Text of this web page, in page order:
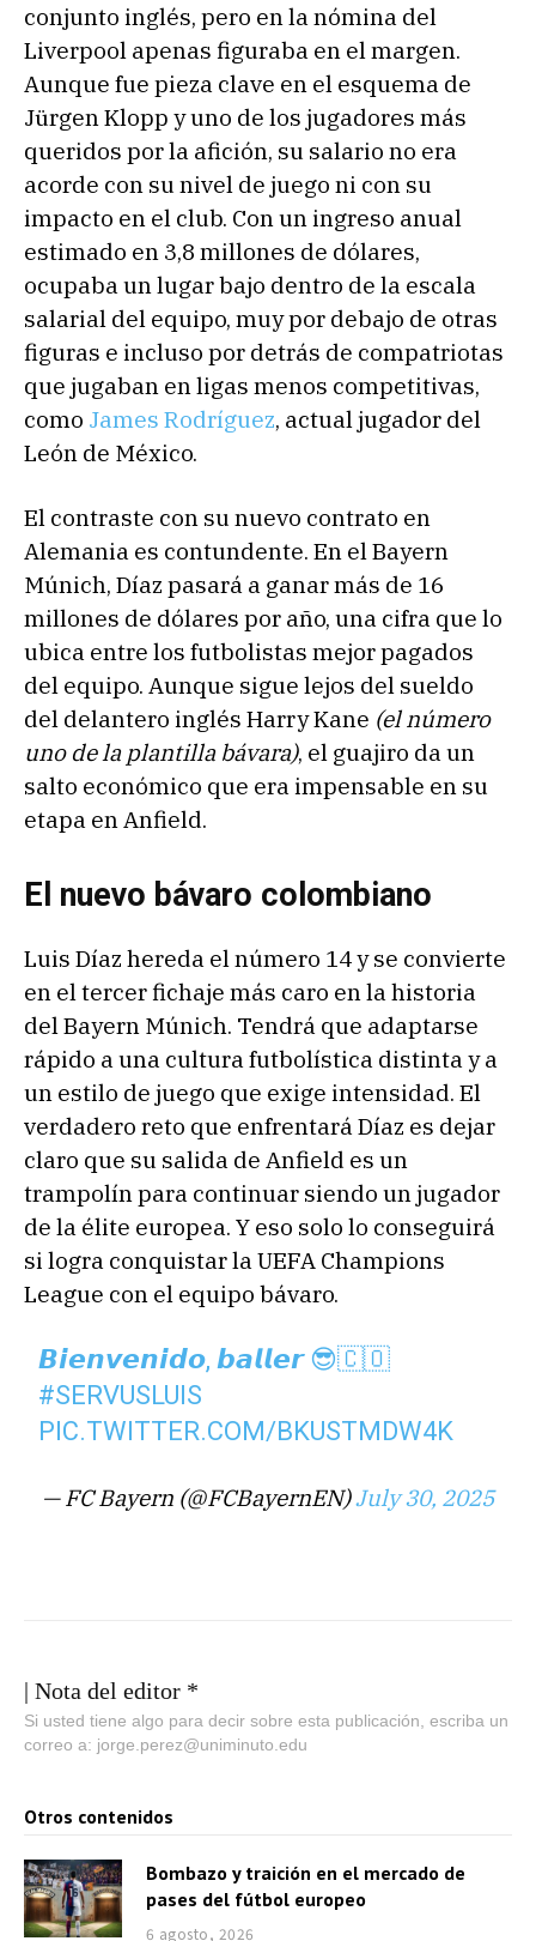
conjunto inglés, pero en la nómina del
Liverpool apenas figuraba en el margen.
Aunque fue pieza clave en el esquema de
Jürgen Klopp y uno de los jugadores más
queridos por la afición, su salario no era
acorde con su nivel de juego ni con su
impacto en el club. Con un ingreso anual
estimado en 3,8 millones de dólares,
ocupaba un lugar bajo dentro de la escala
salarial del equipo, muy por debajo de otras
figuras e incluso por detrás de compatriotas
que jugaban en ligas menos competitivas,
como James Rodríguez, actual jugador del
León de México.
El contraste con su nuevo contrato en
Alemania es contundente. En el Bayern
Múnich, Díaz pasará a ganar más de 16
millones de dólares por año, una cifra que lo
ubica entre los futbolistas mejor pagados
del equipo. Aunque sigue lejos del sueldo
del delantero inglés Harry Kane (el número
uno de la plantilla bávara), el guajiro da un
salto económico que era impensable en su
etapa en Anfield.
El nuevo bávaro colombiano
Luis Díaz hereda el número 14 y se convierte
en el tercer fichaje más caro en la historia
del Bayern Múnich. Tendrá que adaptarse
rápido a una cultura futbolística distinta y a
un estilo de juego que exige intensidad. El
verdadero reto que enfrentará Díaz es dejar
claro que su salida de Anfield es un
trampolín para continuar siendo un jugador
de la élite europea. Y eso solo lo conseguirá
si logra conquistar la UEFA Champions
League con el equipo bávaro.
𝘽𝙞𝙚𝙣𝙫𝙚𝙣𝙞𝙙𝙤, 𝙗𝙖𝙡𝙡𝙚𝙧 😎🇨🇴
#SERVUSLUIS
PIC.TWITTER.COM/BKUSTMDW4K
— FC Bayern (@FCBayernEN)July 30, 2025
| Nota del editor *
Si usted tiene algo para decir sobre esta publicación, escriba un
correo a: jorge.perez@uniminuto.edu
Otros contenidos
Bombazo y traición en el mercado de
pases del fútbol europeo
6 agosto, 2026